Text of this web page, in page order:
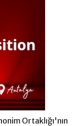
Ortaklığı'nın